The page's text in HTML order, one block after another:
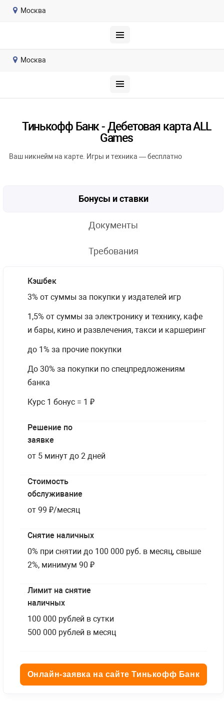
Москва
Москва
Тинькофф Банк - Дебетовая карта ALL
Games
Ваш никнейм на карте. Игры и техника — бесплатно
Бонусы и ставки
Документы
Требования
Кэшбек
3% от суммы за покупки у издателей игр
1,5% от суммы за электронику и технику, кафе
и бары, кино и развлечения, такси и каршеринг
до 1% за прочие покупки
До 30% за покупки по спецпредложениям
банка
Курс 1 бонус = 1 ₽
Решение по
заявке
от 5 минут до 2 дней
Стоимость
обслуживание
от 99 ₽/месяц
Снятие наличных
0% при снятии до 100 000 руб. в месяц, свыше
2%, минимум 90 ₽
Лимит на снятие
наличных
100 000 рублей в сутки
500 000 рублей в месяц
Онлайн-заявка на сайте Тинькофф Банк